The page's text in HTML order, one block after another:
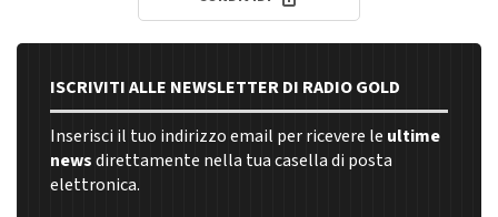
ISCRIVITI ALLE NEWSLETTER DI RADIO GOLD
Inserisci il tuo indirizzo email per ricevere le ultime
newsdirettamente nella tua casella di posta
elettronica.